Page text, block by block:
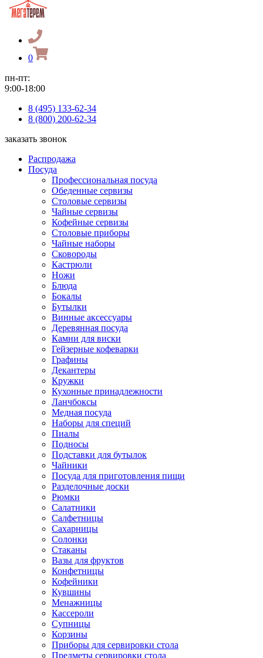
0
пн-пт:
9:00-18:00
8 (495) 133-62-34
8 (800) 200-62-34
заказать звонок
Распродажа
Посуда
Профессиональная посуда
Обеденные сервизы
Столовые сервизы
Чайные сервизы
Кофейные сервизы
Столовые приборы
Чайные наборы
Сковороды
Кастрюли
Ножи
Блюда
Бокалы
Бутылки
Винные аксессуары
Деревянная посуда
Камни для виски
Гейзерные кофеварки
Графины
Декантеры
Кружки
Кухонные принадлежности
Ланчбоксы
Медная посуда
Наборы для специй
Пиалы
Подносы
Подставки для бутылок
Чайники
Посуда для приготовления пищи
Разделочные доски
Рюмки
Салатники
Салфетницы
Сахарницы
Солонки
Стаканы
Вазы для фруктов
Конфетницы
Кофейники
Кувшины
Менажницы
Кассероли
Супницы
Корзины
Приборы для сервировки стола
Предметы сервировки стола